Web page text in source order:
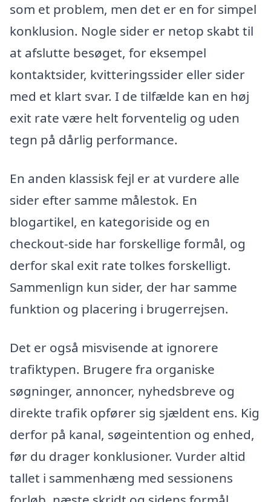
som et problem, men det er en for simpel
konklusion. Nogle sider er netop skabt til
at afslutte besøget, for eksempel
kontaktsider, kvitteringssider eller sider
med et klart svar. I de tilfælde kan en høj
exit rate være helt forventelig og uden
tegn på dårlig performance.
En anden klassisk fejl er at vurdere alle
sider efter samme målestok. En
blogartikel, en kategoriside og en
checkout-side har forskellige formål, og
derfor skal exit rate tolkes forskelligt.
Sammenlign kun sider, der har samme
funktion og placering i brugerrejsen.
Det er også misvisende at ignorere
trafiktypen. Brugere fra organiske
søgninger, annoncer, nyhedsbreve og
direkte trafik opfører sig sjældent ens. Kig
derfor på kanal, søgeintention og enhed,
før du drager konklusioner. Vurder altid
tallet i sammenhæng med sessionens